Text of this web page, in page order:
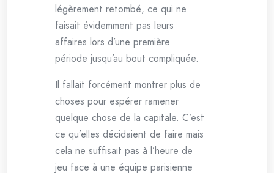
légèrement retombé, ce qui ne
faisait évidemment pas leurs
affaires lors d’une première
période jusqu’au bout compliquée.
Il fallait forcément montrer plus de
choses pour espérer ramener
quelque chose de la capitale. C’est
ce qu’elles décidaient de faire mais
cela ne suffisait pas à l’heure de
jeu face à une équipe parisienne